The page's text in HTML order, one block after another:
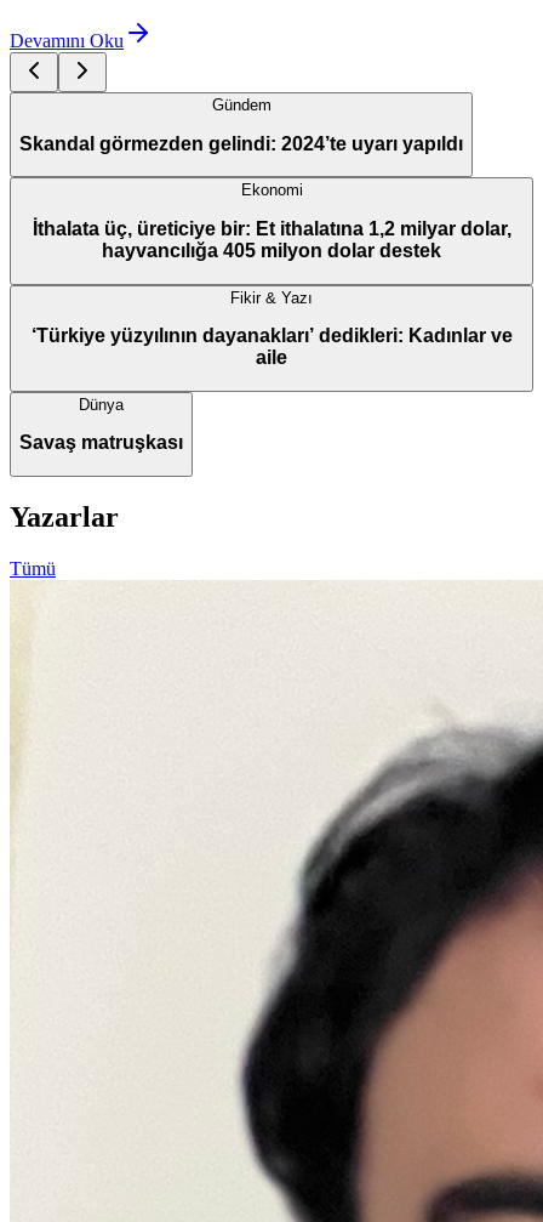
Devamını Oku
Gündem
Skandal görmezden gelindi: 2024’te uyarı yapıldı
Ekonomi
İthalata üç, üreticiye bir: Et ithalatına 1,2 milyar dolar,
hayvancılığa 405 milyon dolar destek
Fikir & Yazı
‘Türkiye yüzyılının dayanakları’ dedikleri: Kadınlar ve
aile
Dünya
Savaş matruşkası
Yazarlar
Tümü